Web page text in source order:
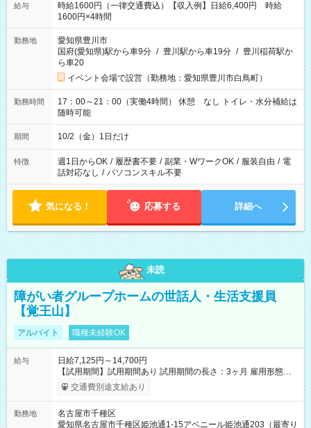
給与
時給1600円（一律交通費込）【収入例】日給6,400円 時給
1600円×4時間
勤務地
愛知県豊川市
国府(愛知県)駅から車9分 / 豊川駅から車19分 / 豊川稲荷駅か
ら車20
イベント会場で設営（勤務地：愛知県豊川市白鳥町）
勤務時間
17：00～21：00（実働4時間） 休憩 なし トイレ・水分補給は
随時可能
期間 10/2（金）1日だけ
特徴 週1日からOK / 履歴書不要 / 副業・WワークOK / 服装自由 / 電
話対応なし / パソコンスキル不要
気になる！ 応募する 詳細へ
未読
障がい者グループホームの世話人・生活支援員
【覚王山】
アルバイト 職種未経験OK
給与
日給7,125円～14,700円
【試用期間】試用期間あり 試用期間の長さ：3ヶ月 雇用形態、
給与は本採用時と同じです。
交通費別途支給あり
勤務地
名古屋市千種区
愛知県名古屋市千種区姫池通1-15アベニール姫池通203（最寄り